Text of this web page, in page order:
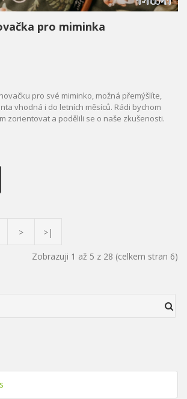
pro miminka
pro své miminko, možná přemýšlíte,
vhodná i do letních měsíců. Rádi bychom
zorientovat a podělili se o naše zkušenosti.
> >|
Zobrazuji 1 až 5 z 28 (celkem stran 6)